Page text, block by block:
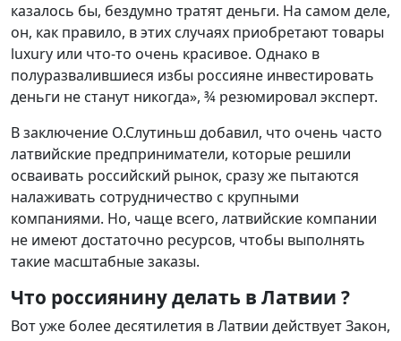
казалось бы, бездумно тратят деньги. На самом деле,
он, как правило, в этих случаях приобретают товары
luxury или что-то очень красивое. Однако в
полуразвалившиеся избы россияне инвестировать
деньги не станут никогда», ¾ резюмировал эксперт.
В заключение О.Слутиньш добавил, что очень часто
латвийские предприниматели, которые решили
осваивать российский рынок, сразу же пытаются
налаживать сотрудничество с крупными
компаниями. Но, чаще всего, латвийские компании
не имеют достаточно ресурсов, чтобы выполнять
такие масштабные заказы.
Что россиянину делать в Латвии ?
Вот уже более десятилетия в Латвии действует Закон,